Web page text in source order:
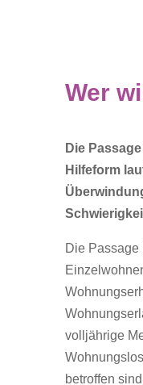
Wer
Die
Hilfeform
Die Passage
volljährige
betroffen